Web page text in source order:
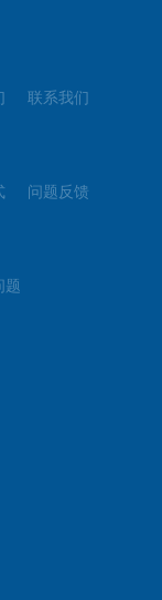
联系我们
问题反馈
题